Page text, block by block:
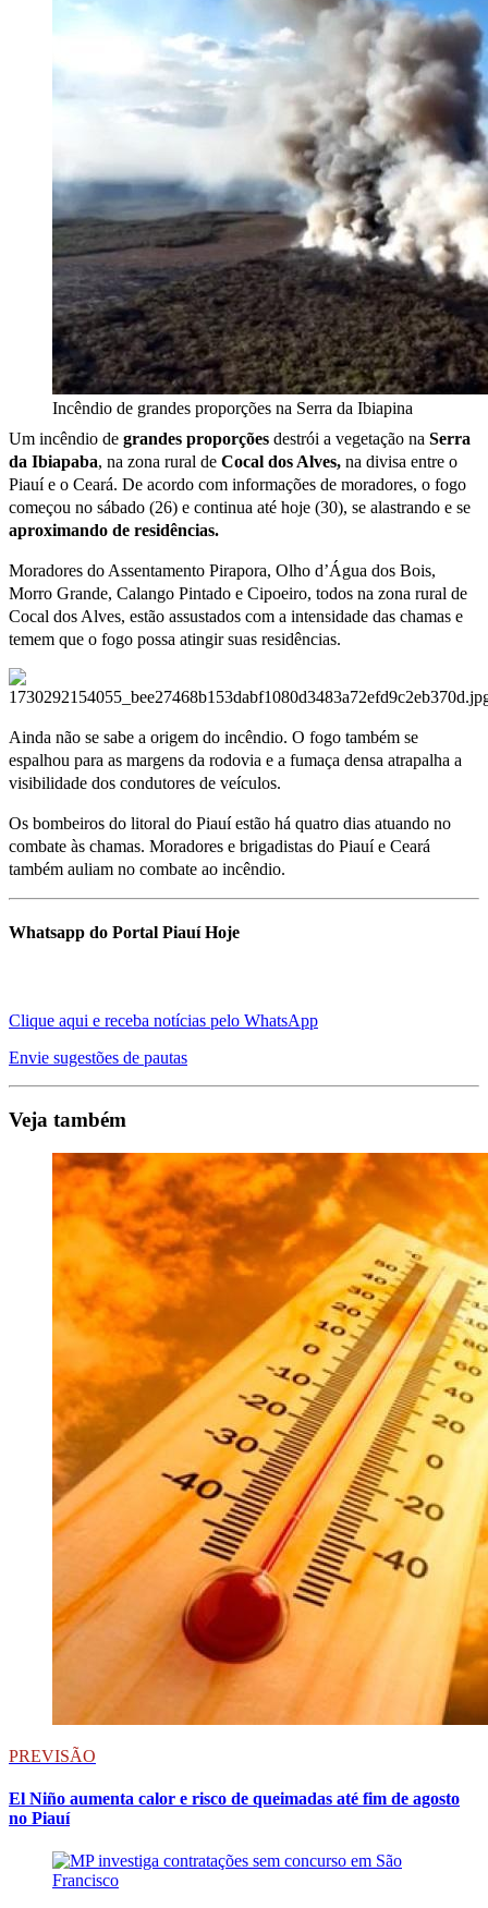
Incêndio de grandes proporções na Serra da Ibiapina
Um incêndio de grandes proporções destrói a vegetação na Serra
da Ibiapaba, na zona rural de Cocal dos Alves, na divisa entre o
Piauí e o Ceará. De acordo com informações de moradores, o fogo
começou no sábado (26) e continua até hoje (30), se alastrando e se
aproximando de residências.
Moradores do Assentamento Pirapora, Olho d’Água dos Bois,
Morro Grande, Calango Pintado e Cipoeiro, todos na zona rural de
Cocal dos Alves, estão assustados com a intensidade das chamas e
temem que o fogo possa atingir suas residências.
Ainda não se sabe a origem do incêndio. O fogo também se
espalhou para as margens da rodovia e a fumaça densa atrapalha a
visibilidade dos condutores de veículos.
Os bombeiros do litoral do Piauí estão há quatro dias atuando no
combate às chamas. Moradores e brigadistas do Piauí e Ceará
também auliam no combate ao incêndio.
Whatsapp do Portal Piauí Hoje
Clique aqui e receba notícias pelo WhatsApp
Envie sugestões de pautas
Veja também
PREVISÃO
El Niño aumenta calor e risco de queimadas até fim de agosto
no Piauí